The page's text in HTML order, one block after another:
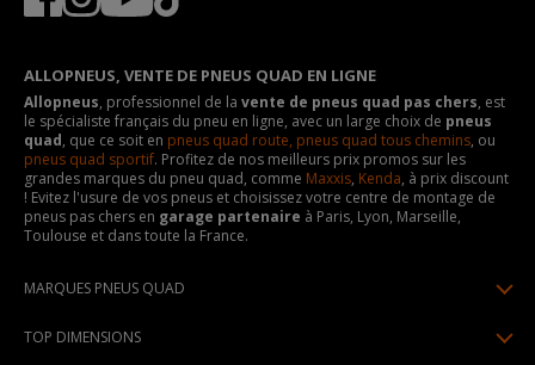
ALLOPNEUS, VENTE DE PNEUS QUAD EN LIGNE
Allopneus, professionnel de la vente de pneus quad pas chers, est
le spécialiste français du pneu en ligne, avec un large choix de pneus
quad, que ce soit en pneus quad route, pneus quad tous chemins, ou
pneus quad sportif. Profitez de nos meilleurs prix promos sur les
grandes marques du pneu quad, comme Maxxis, Kenda, à prix discount
! Evitez l'usure de vos pneus et choisissez votre centre de montage de
pneus pas chers en garage partenaire à Paris, Lyon, Marseille,
Toulouse et dans toute la France.
MARQUES PNEUS QUAD
TOP DIMENSIONS